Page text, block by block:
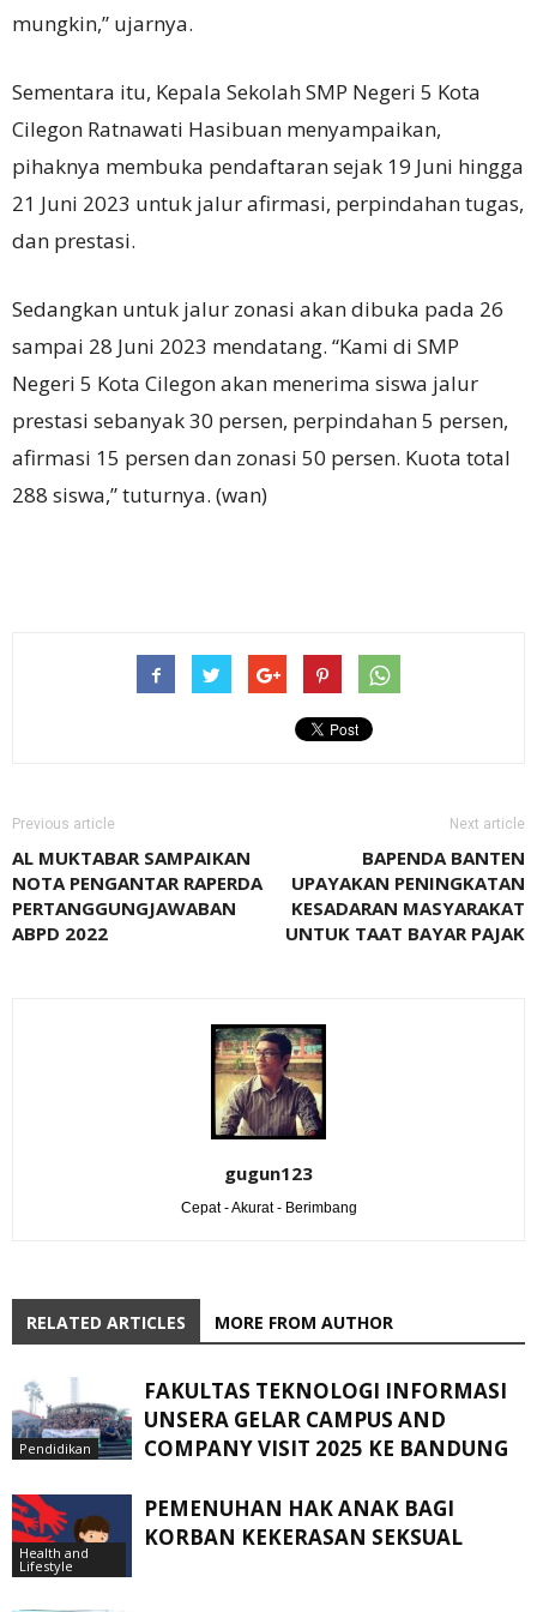
mungkin,” ujarnya.
Sementara itu, Kepala Sekolah SMP Negeri 5 Kota
Cilegon Ratnawati Hasibuan menyampaikan,
pihaknya membuka pendaftaran sejak 19 Juni hingga
21 Juni 2023 untuk jalur afirmasi, perpindahan tugas,
dan prestasi.
Sedangkan untuk jalur zonasi akan dibuka pada 26
sampai 28 Juni 2023 mendatang. “Kami di SMP
Negeri 5 Kota Cilegon akan menerima siswa jalur
prestasi sebanyak 30 persen, perpindahan 5 persen,
afirmasi 15 persen dan zonasi 50 persen. Kuota total
288 siswa,” tuturnya. (wan)
Previous article
AL MUKTABAR SAMPAIKAN
NOTA PENGANTAR RAPERDA
PERTANGGUNGJAWABAN
ABPD 2022
Next article
BAPENDA BANTEN
UPAYAKAN PENINGKATAN
KESADARAN MASYARAKAT
UNTUK TAAT BAYAR PAJAK
gugun123
Cepat - Akurat - Berimbang
RELATED ARTICLES MORE FROM AUTHOR
Pendidikan
FAKULTAS TEKNOLOGI INFORMASI
UNSERA GELAR CAMPUS AND
COMPANY VISIT 2025 KE BANDUNG
Health and
Lifestyle
PEMENUHAN HAK ANAK BAGI
KORBAN KEKERASAN SEKSUAL